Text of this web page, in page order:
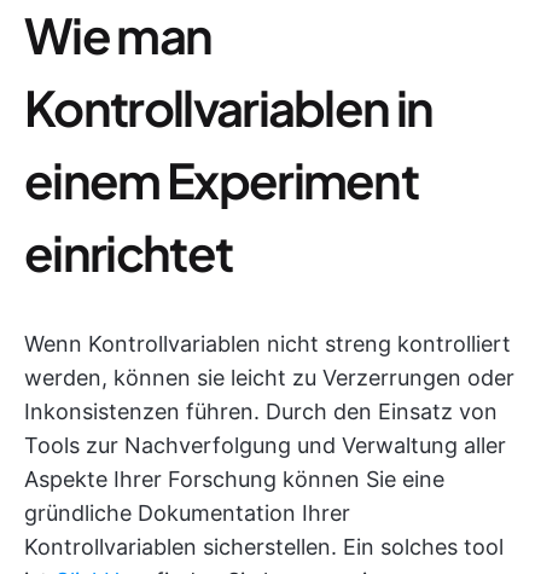
Wie man
Kontrollvariablen in
einem Experiment
einrichtet
Wenn Kontrollvariablen nicht streng kontrolliert
werden, können sie leicht zu Verzerrungen oder
Inkonsistenzen führen. Durch den Einsatz von
Tools zur Nachverfolgung und Verwaltung aller
Aspekte Ihrer Forschung können Sie eine
gründliche Dokumentation Ihrer
Kontrollvariablen sicherstellen. Ein solches tool